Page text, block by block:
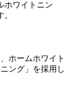
ホワイトニン
ホームホワイト
ング」
を採用し